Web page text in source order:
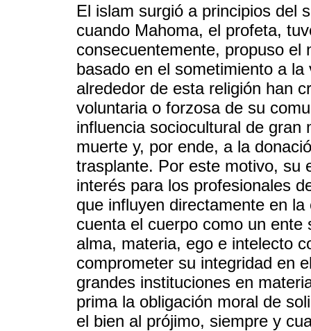
El islam surgió a principios del
cuando Mahoma, el profeta,
consecuentemente, propuso el
basado en el sometimiento a
alrededor de esta religión han
voluntaria o forzosa de su
influencia sociocultural de
muerte y, por ende, a la
trasplante. Por este motivo, su
interés para los profesionales
que influyen directamente en
cuenta el cuerpo como un
alma, materia, ego e intelecto
comprometer su integridad en
grandes instituciones en
prima la obligación moral de
el bien al prójimo, siempre y